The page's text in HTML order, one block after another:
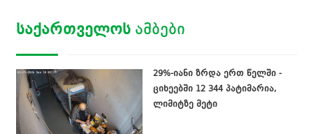
ᲡᲐᲥᲐᲠᲗᲕᲔᲚᲝᲡ ᲐᲛᲑᲔᲑᲘ
29%-იანი ზრდა ერთ წელში -
ციხეებში 12 344 პატიმარია,
ლიმიტზე მეტი